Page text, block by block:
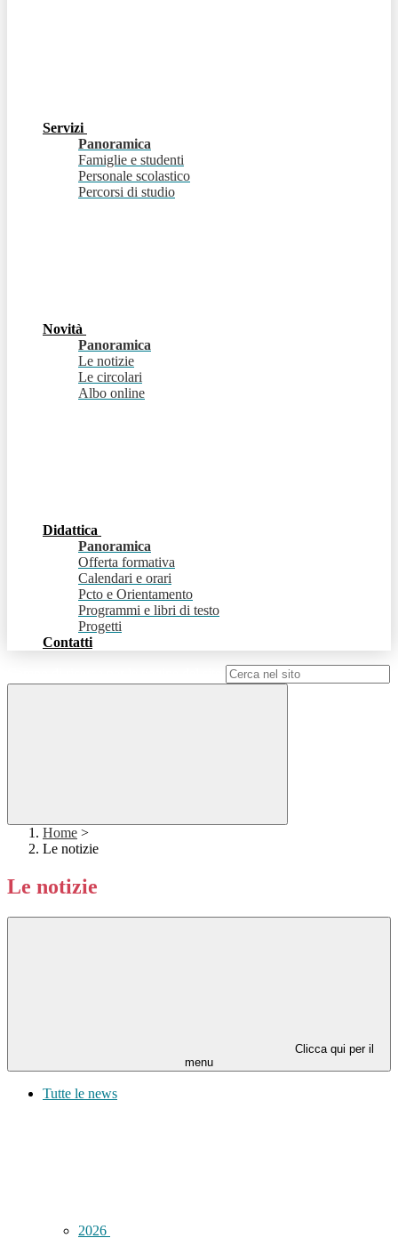
Servizi
Panoramica
Famiglie e studenti
Personale scolastico
Percorsi di studio
Novità
Panoramica
Le notizie
Le circolari
Albo online
Didattica
Panoramica
Offerta formativa
Calendari e orari
Pcto e Orientamento
Programmi e libri di testo
Progetti
Contatti
Home >
Le notizie
Le notizie
Clicca qui per il
menu
Tutte le news
2026